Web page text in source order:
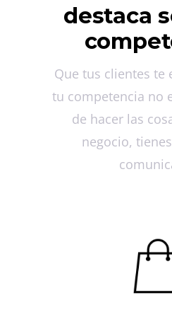
destaca
Que tus clientes te
tu competencia no
de hacer las
negocio,